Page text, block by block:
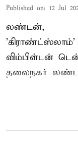
Published on: 12 Jul
லண்டன்,
விம்பிள்டன்
தலைநகர்